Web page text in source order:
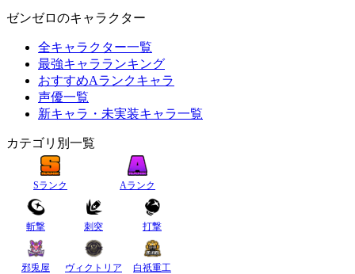
ゼンゼロのキャラクター
全キャラクター一覧
最強キャラランキング
おすすめAランクキャラ
声優一覧
新キャラ・未実装キャラ一覧
カテゴリ別一覧
Sランク Aランク
斬撃 刺突 打撃
邪兎屋 ヴィクトリア 白祇重工